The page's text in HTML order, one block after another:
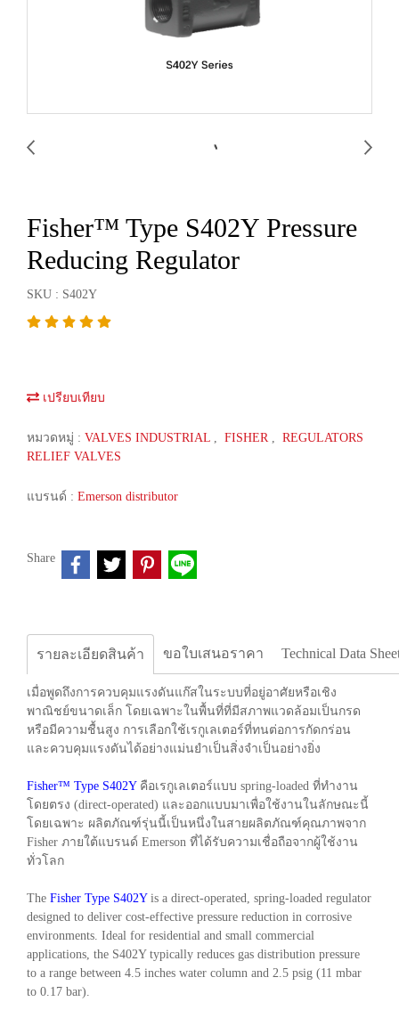
Fisher™ Type S402Y Pressure
Reducing Regulator
SKU : S402Y
เปรียบเทียบ
หมวดหมู่ : VALVES INDUSTRIAL , FISHER , REGULATORS
RELIEF VALVES
แบรนด์ : Emerson distributor
Share
รายละเอียดสินค้า ขอใบเสนอราคา Technical Data
เมื่อพูดถึงการควบคุมแรงดันแก๊สในระบบที่อยู่อาศัยหรือเชิง
พาณิชย์ขนาดเล็ก โดยเฉพาะในพื้นที่ที่มีสภาพแวดล้อมเป็นกรด
หรือมีความชื้นสูง การเลือกใช้เรกูเลเตอร์ที่ทนต่อการกัดกร่อน
และควบคุมแรงดันได้อย่างแม่นยำเป็นสิ่งจำเป็นอย่างยิ่ง
Fisher™ Type S402Yคือเรกูเลเตอร์แบบ spring-loaded ที่ทำงาน
โดยตรง (direct-operated) และออกแบบมาเพื่อใช้งานในลักษณะนี้
โดยเฉพาะ ผลิตภัณฑ์รุ่นนี้เป็นหนึ่งในสายผลิตภัณฑ์คุณภาพจาก
Fisher ภายใต้แบรนด์ Emerson ที่ได้รับความเชื่อถือจากผู้ใช้งาน
ทั่วโลก
The Fisher Type S402Yis a direct-operated, spring-loaded regulator
designed to deliver cost-effective pressure reduction in corrosive
environments. Ideal for residential and small commercial
applications, the S402Y typically reduces gas distribution pressure
to a range between 4.5 inches water column and 2.5 psig (11 mbar
to 0.17 bar).